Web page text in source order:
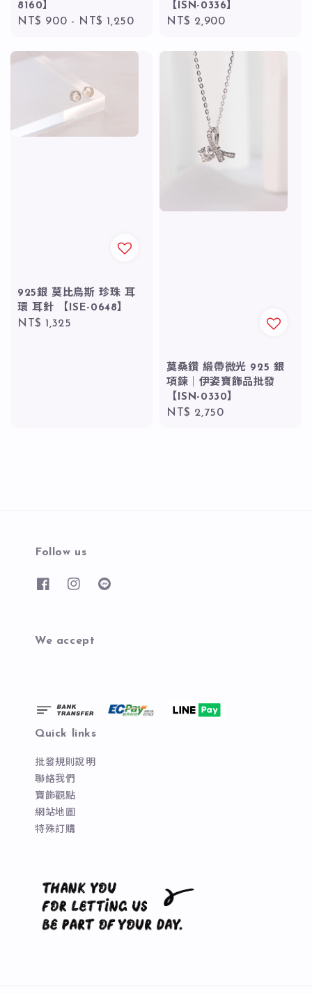
8160】
Regular
NT$ 900 - NT$ 1,250
【ISN-0336】
Regular
NT$ 2,900
925銀 莫比烏斯 珍珠 耳
環 耳針 【ISE-0648】
Regular
NT$ 1,325
莫桑鑽 緞帶微光 925 銀
項鍊｜伊姿寶飾品批發
【ISN-0330】
Regular
NT$ 2,750
Follow us
We accept
Quick links
批發規則說明
聯絡我們
寶飾觀點
網站地圖
特殊訂購